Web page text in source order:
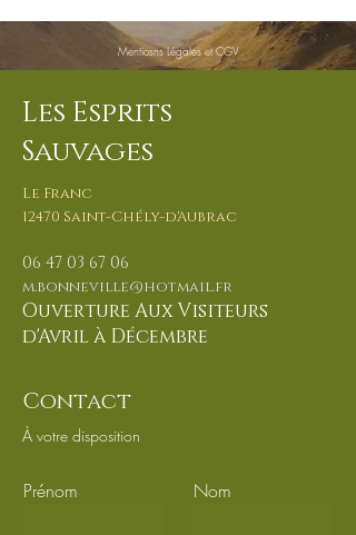
Mentiosns Légales et CGV
Les Esprits
Sauvages
Le Franc
12470 Saint-Chély-d'Aubrac
06 47 03 67 06
m.bonneville@hotmail.fr
Ouverture Aux Visiteurs
d'Avril à Décembre
Contact
À votre disposition
Prénom Nom